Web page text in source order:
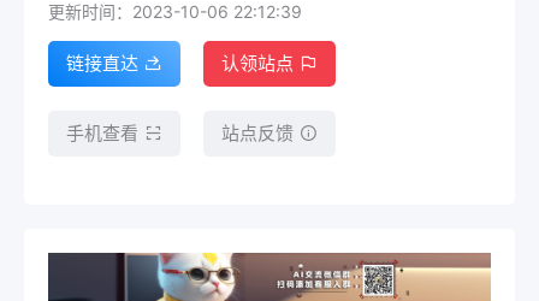
更新时间：2023-10-06 22:12:39
链接直达 认领站点
手机查看 站点反馈